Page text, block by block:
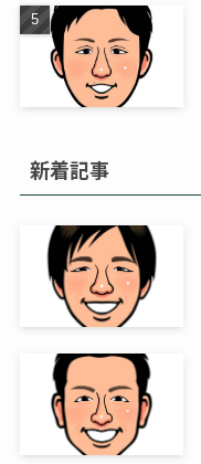
新着記事